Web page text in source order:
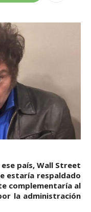
país, Wall Street
estaría respaldado
complementaría al
la administración